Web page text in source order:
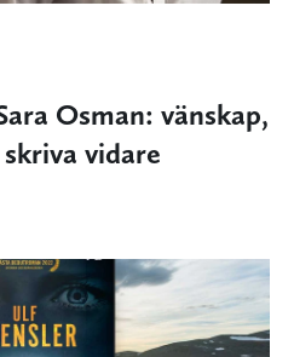
Osman: vänskap,
vidare